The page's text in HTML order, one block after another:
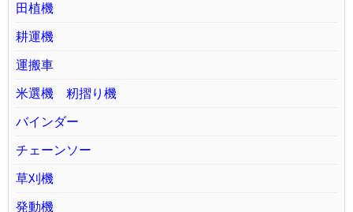
田植機
耕運機
運搬車
米選機 籾摺り機
バインダー
チェーンソー
草刈機
発動機